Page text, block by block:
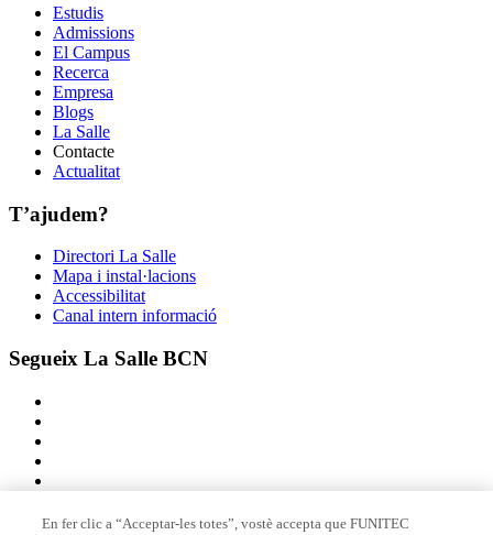
Estudis
Admissions
El Campus
Recerca
Empresa
Blogs
La Salle
Contacte
Actualitat
T’ajudem?
Directori La Salle
Mapa i instal·lacions
Accessibilitat
Canal intern informació
Segueix La Salle BCN
En fer clic a “Acceptar-les totes”, vostè accepta que FUNITEC